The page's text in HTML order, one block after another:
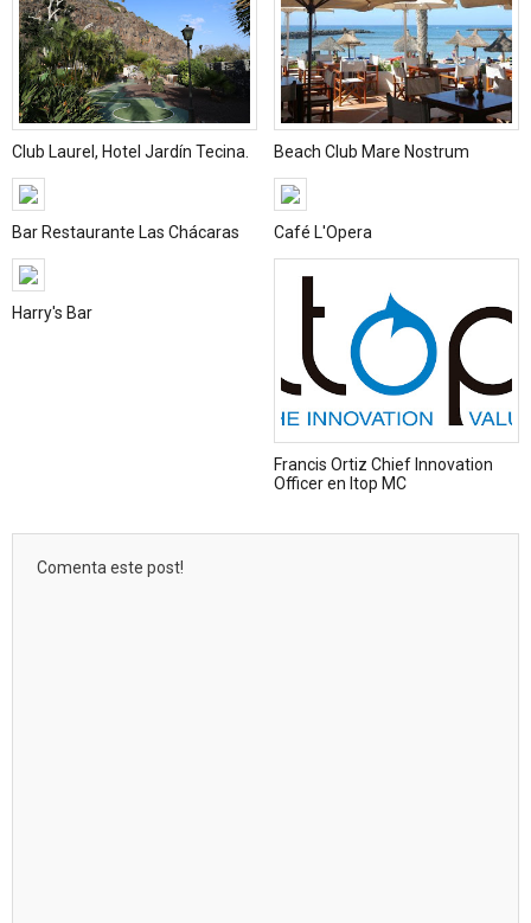
Club Laurel, Hotel Jardín Tecina. Beach Club Mare Nostrum
Bar Restaurante Las Chácaras Café L'Opera
Harry's Bar
Francis Ortiz Chief Innovation
Officer en Itop MC
Comenta este post!